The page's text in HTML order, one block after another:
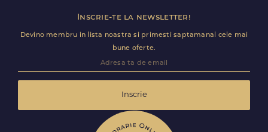
Inscrie-te la newsletter!
Devino membru in lista noastra si primesti saptamanal cele mai
bune oferte.
Inscrie